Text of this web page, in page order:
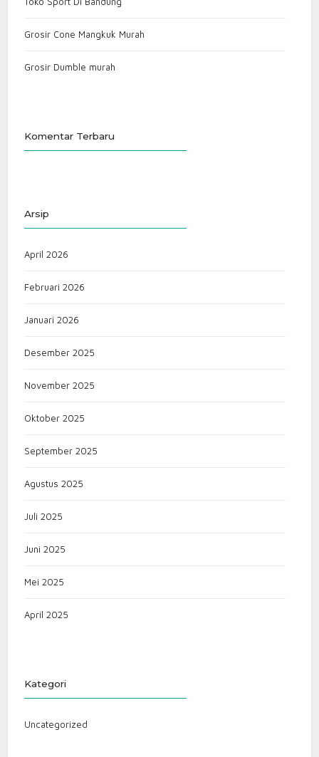
Grosir Cone Mangkuk Murah
Grosir Dumble murah
Komentar Terbaru
Arsip
April 2026
Februari 2026
Januari 2026
Desember 2025
November 2025
Oktober 2025
September 2025
Agustus 2025
Juli 2025
Juni 2025
Mei 2025
April 2025
Kategori
Uncategorized